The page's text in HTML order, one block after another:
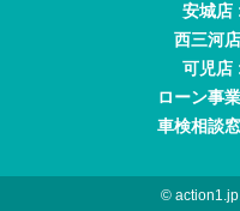
安城店
西三河
可児店
ローン事
車検相談
©